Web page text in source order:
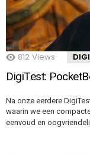
812 Views
DigiTest:
Na onze eerdere
waarin we een
eenvoud en